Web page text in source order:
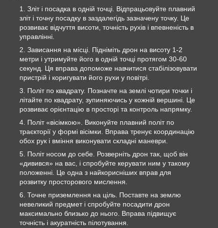
Зліт і посадка в одній точці. Відпрацьовуйте плавний
зліт і точну посадку в заздалегідь зазначену точку. Це
розвиває відчуття висоти, точність рухів і впевненість в
управлінні.
Зависання на місці. Підніміть дрон на висоту 1-2
метри і утримуйте його в одній точці протягом 30-60
секунд. Ця вправа допоможе навчитися стабілізовувати
пристрій і коригувати його рухи у повітрі.
Політ по квадрату. Позначте на землі чотири точки і
літайте по квадрату, зупиняючись у кожній вершині. Це
розвиває орієнтацію в просторі та контроль напрямку.
Політ «вісімкою». Виконуйте плавний політ по
траєкторії у формі вісімки. Вправа тренує координацію
обох рук і вміння виконувати складні маневри.
Політ носом до себе. Розверніть дрон так, щоб він
«дивився» на вас, і спробуйте керувати ним у такому
положенні. Це одна з найкорисніших вправ для
розвитку просторового мислення.
Точне приземлення на ціль. Поставте на землю
невеликий предмет і спробуйте посадити дрон
максимально близько до нього. Вправа підвищує
точність і акуратність пілотування.